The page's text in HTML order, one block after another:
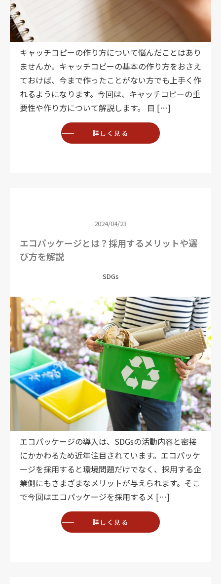
キャッチコピーの作り方について悩んだことはあり
ませんか。キャッチコピーの基本の作り方をおさえ
ておけば、今まで作ったことがない方でも上手く作
れるようになります。今回は、キャッチコピーの重
要性や作り方について解説します。 目 […]
詳しく見る
2024/04/23
エコパッケージとは？採用するメリットや選
び方を解説
SDGs
エコパッケージの導入は、SDGsの活動内容と密接
にかかわるため近年注目されています。エコパッケ
ージを採用すると環境問題だけでなく、採用する企
業側にもさまざまなメリットが与えられます。そこ
で今回はエコパッケージを採用するメ […]
詳しく見る